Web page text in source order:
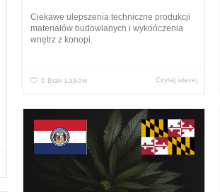
Ciekawe ulepszenia techniczne produkcji
materiałów budowlanych i wykończenia
wnętrz z konopi.
0 Brak Lajków Czytaj więcej